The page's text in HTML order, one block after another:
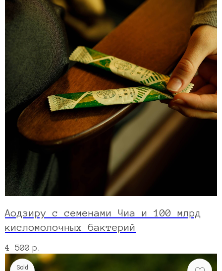
Аодзиру с семенами Чиа и 100 млрд
кисломолочных бактерий
4 500 р.
Sold